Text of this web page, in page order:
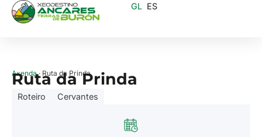
GL ES
Axenda· Ruta da Prinda
Ruta da Prinda
Roteiro Cervantes